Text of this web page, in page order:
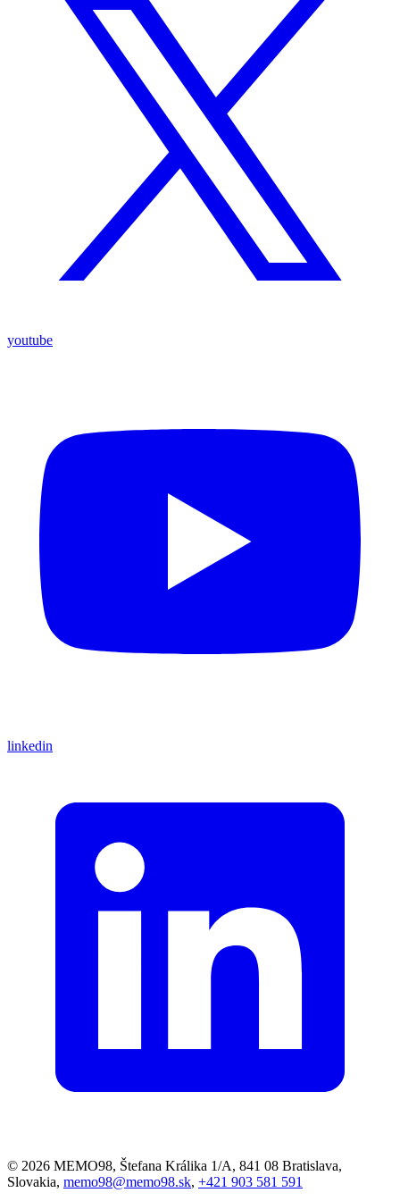
youtube
linkedin
© 2026 MEMO98, Štefana Králika 1/A, 841 08 Bratislava,
Slovakia, memo98@memo98.sk, +421 903 581 591